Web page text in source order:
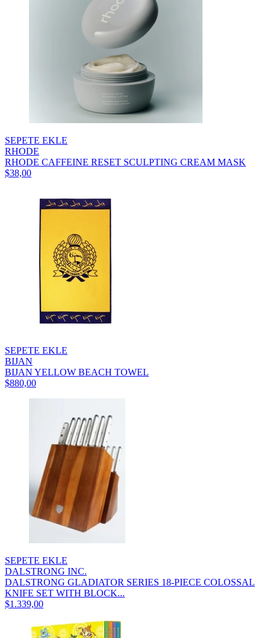
SEPETE EKLE
RHODE
RHODE CAFFEINE RESET SCULPTING CREAM MASK
$38,00
SEPETE EKLE
BIJAN
BIJAN YELLOW BEACH TOWEL
$880,00
SEPETE EKLE
DALSTRONG INC.
DALSTRONG GLADIATOR SERIES 18-PIECE COLOSSAL
KNIFE SET WITH BLOCK...
$1.339,00